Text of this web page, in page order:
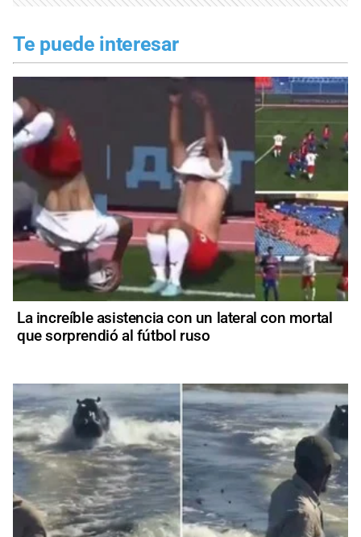
Te puede interesar
La increíble asistencia con un lateral con mortal
que sorprendió al fútbol ruso